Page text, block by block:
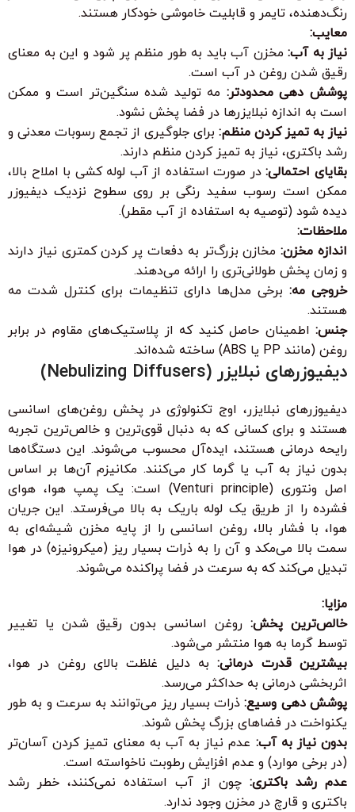
رنگ‌دهنده، تایمر و قابلیت خاموشی خودکار هستند.
معایب:
نیاز به آب: مخزن آب باید به طور منظم پر شود و این به معنای
رقیق شدن روغن در آب است.
پوشش دهی محدودتر: مه تولید شده سنگین‌تر است و ممکن
است به اندازه نبلایزرها در فضا پخش نشود.
نیاز به تمیز کردن منظم: برای جلوگیری از تجمع رسوبات معدنی و
رشد باکتری، نیاز به تمیز کردن منظم دارند.
بقایای احتمالی:در صورت استفاده از آب لوله کشی با املاح بالا،
ممکن است رسوب سفید رنگی بر روی سطوح نزدیک دیفیوزر
دیده شود (توصیه به استفاده از آب مقطر).
ملاحظات:
اندازه مخزن:مخازن بزرگ‌تر به دفعات پر کردن کمتری نیاز دارند
و زمان پخش طولانی‌تری را ارائه می‌دهند.
خروجی مه: برخی مدل‌ها دارای تنظیمات برای کنترل شدت مه
هستند.
جنس: اطمینان حاصل کنید که از پلاستیک‌های مقاوم در برابر
روغن (مانند PP یا ABS) ساخته شده‌اند.
دیفیوزرهای نبلایزر (Nebulizing Diffusers)
دیفیوزرهای نبلایزر، اوج تکنولوژی در پخش روغن‌های اسانسی
هستند و برای کسانی که به دنبال قوی‌ترین و خالص‌ترین تجربه
رایحه درمانی هستند، ایده‌آل محسوب می‌شوند. این دستگاه‌ها
بدون نیاز به آب یا گرما کار می‌کنند. مکانیزم آن‌ها بر اساس
اصل ونتوری (Venturi principle) است: یک پمپ هوا، هوای
فشرده را از طریق یک لوله باریک به بالا می‌فرستد. این جریان
هوا، با فشار بالا، روغن اسانسی را از پایه مخزن شیشه‌ای به
سمت بالا می‌مکد و آن را به ذرات بسیار ریز (میکرونیزه) در هوا
تبدیل می‌کند که به سرعت در فضا پراکنده می‌شوند.
مزایا:
خالص‌ترین پخش: روغن اسانسی بدون رقیق شدن یا تغییر
توسط گرما به هوا منتشر می‌شود.
بیشترین قدرت درمانی:به دلیل غلظت بالای روغن در هوا،
اثربخشی درمانی به حداکثر می‌رسد.
پوشش دهی وسیع:ذرات بسیار ریز می‌توانند به سرعت و به طور
یکنواخت در فضاهای بزرگ پخش شوند.
بدون نیاز به آب: عدم نیاز به آب به معنای تمیز کردن آسان‌تر
(در برخی موارد) و عدم افزایش رطوبت ناخواسته است.
عدم رشد باکتری: چون از آب استفاده نمی‌کنند، خطر رشد
باکتری و قارچ در مخزن وجود ندارد.